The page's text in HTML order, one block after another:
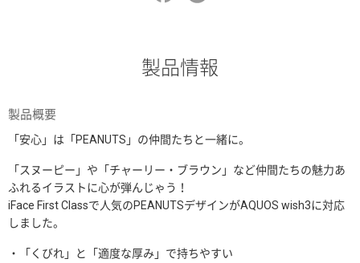
製品情報
製品概要
「安心」は「PEANUTS」の仲間たちと一緒に。
「スヌーピー」や「チャーリー・ブラウン」など仲間たちの魅力あ
ふれるイラストに心が弾んじゃう！
iFace First Classで人気のPEANUTSデザインがAQUOS wish3に対応
しました。
・「くびれ」と「適度な厚み」で持ちやすい